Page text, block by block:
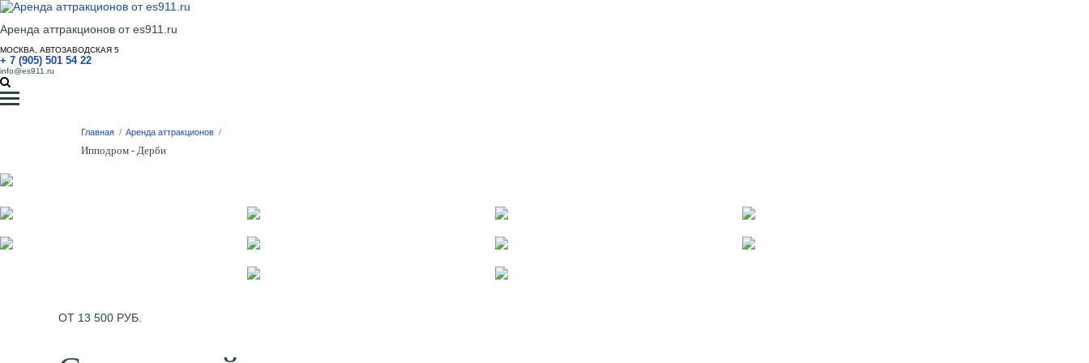
Аренда аттракционов от es911.ru
МОСКВА, АВТОЗАВОДСКАЯ 5
+ 7 (905) 501 54 22
info@es911.ru
Главная / Аренда аттракционов /
Ипподром - Дерби
ОТ 13 500 РУБ.